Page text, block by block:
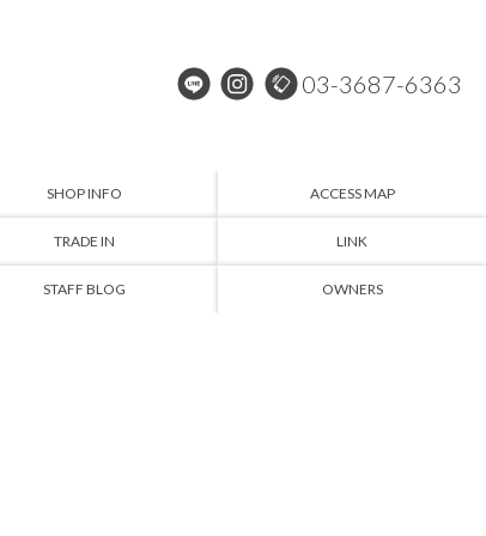
03-3687-6363
SHOP INFO ACCESS MAP
TRADE IN LINK
STAFF BLOG OWNERS